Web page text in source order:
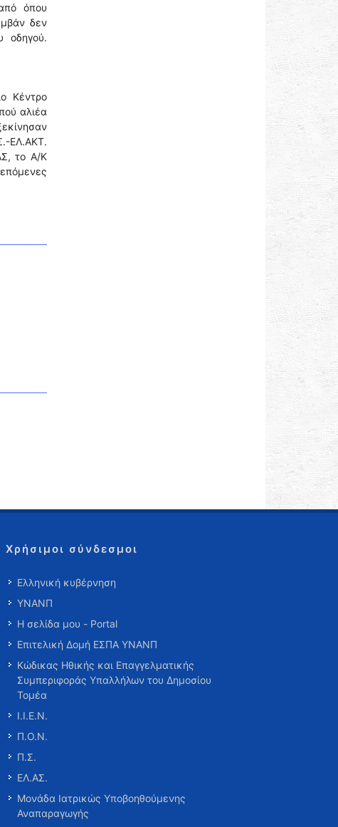
όπου
δεν
οδηγού.
Κέντρο
αλιέα
ΕΛ.ΑΚΤ.
το Α/Κ
Χρήσιμοι σύνδεσμοι
Ελληνική κυβέρνηση
ΥΝΑΝΠ
Η σελίδα μου - Portal
Επιτελική Δομή ΕΣΠΑ ΥΝΑΝΠ
Κώδικας Ηθικής και Επαγγελματικής
Συμπεριφοράς Υπαλλήλων του Δημοσίου
Τομέα
Ι.Ι.Ε.Ν.
Π.Ο.Ν.
Π.Σ.
ΕΛ.ΑΣ.
Μονάδα Ιατρικώς Υποβοηθούμενης
Αναπαραγωγής